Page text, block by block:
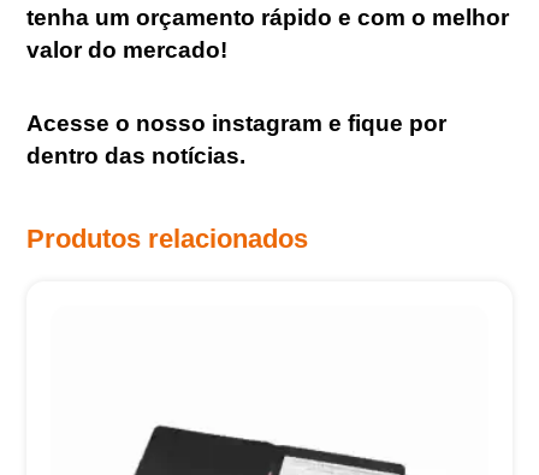
tenha um orçamento rápido e com o melhor
valor do mercado!
Acesse o nosso instagram e fique por
dentro das notícias.
Produtos relacionados